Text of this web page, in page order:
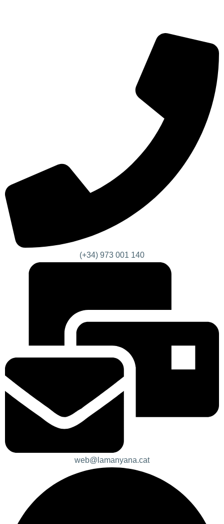
(+34) 973 001 140
web@lamanyana.cat